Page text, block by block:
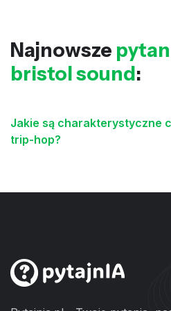
Najnowsze
bristol sound:
Jakie są charakterystyczne
trip-hop?